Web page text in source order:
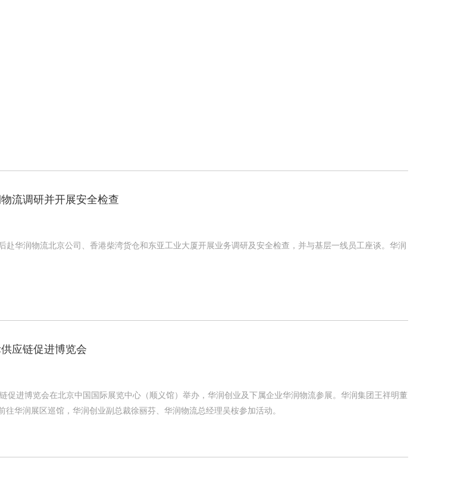
流调研并开展安全检查
赴华润物流北京公司、香港柴湾货仓和东亚工业大厦开展业务调研及安全检查，并与基层一线员工座谈。华润
应链促进博览会
促进博览会在北京中国国际展览中心（顺义馆）举办，华润创业及下属企业华润物流参展。华润集团王祥明董
华润展区巡馆，华润创业副总裁徐丽芬、华润物流总经理吴桉参加活动。